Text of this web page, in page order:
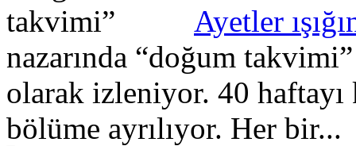
Ayetler
nazarında “doğum
olarak izleniyor. 40
bölüme ayrılıyor. Her bir...